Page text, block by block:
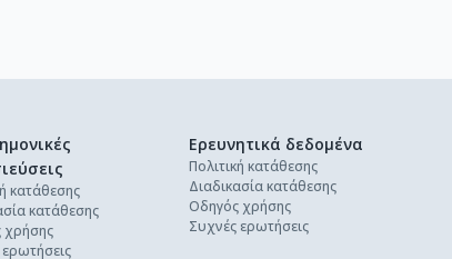
κατάθεσης
κατάθεσης
χρήσης
Ερευνητικά δεδομένα
Πολιτική κατάθεσης
Διαδικασία κατάθεσης
Οδηγός χρήσης
Συχνές ερωτήσεις